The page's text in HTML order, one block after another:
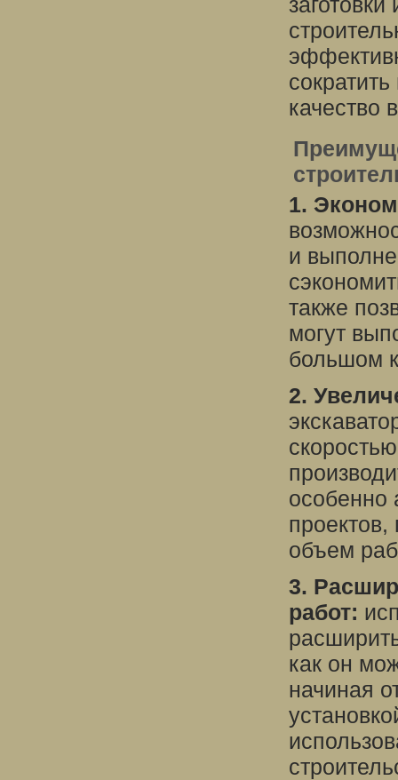
качество
1.
и
также
могут
большом
2.
особенно
объем
3.
работ:
как он
начиная